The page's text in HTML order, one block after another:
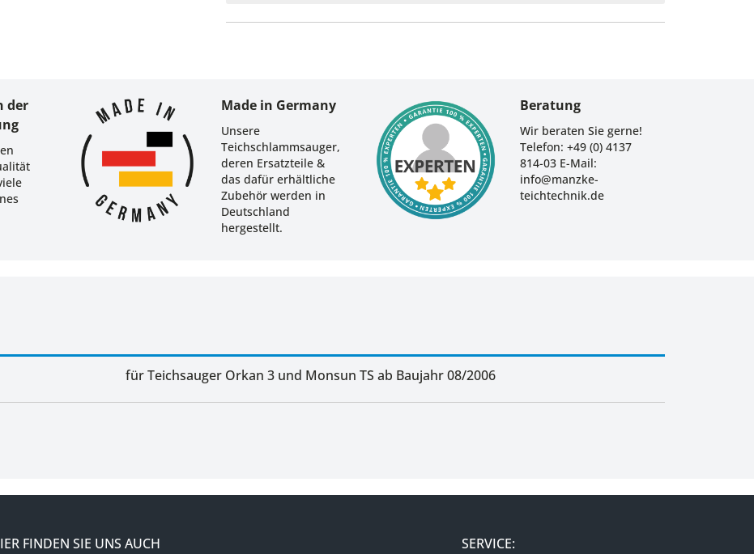
der
Made in Germany
Unsere
Teichschlammsauger,
deren Ersatzteile &
das dafür erhältliche
Zubehör werden in
Deutschland
hergestellt.
Beratung
Wir beraten Sie gerne!
Telefon: +49 (0) 4137
814-03 E-Mail:
info@manzke-
teichtechnik.de
für Teichsauger Orkan 3 und Monsun TS ab Baujahr 08/2006
FINDEN SIE UNS AUCH SERVICE: